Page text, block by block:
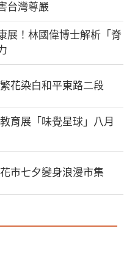
台灣尊嚴
展！林國偉博士解析「脊
花染白和平東路二段
育展「味覺星球」八月
市七夕變身浪漫市集